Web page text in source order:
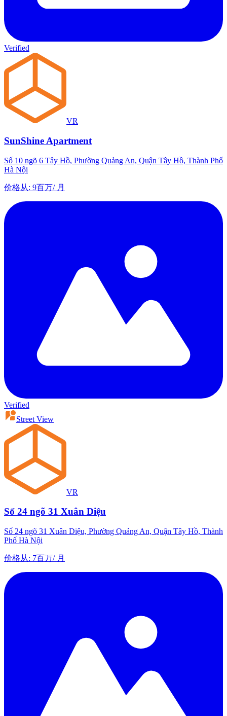
Verified
VR
SunShine Apartment
Số 10 ngõ 6 Tây Hồ, Phường Quảng An, Quận Tây Hồ, Thành Phố
Hà Nội
价格从: 9百万/月
Verified
Street View
VR
Số 24 ngõ 31 Xuân Diệu
Số 24 ngõ 31 Xuân Diệu, Phường Quảng An, Quận Tây Hồ, Thành
Phố Hà Nội
价格从: 7百万/月